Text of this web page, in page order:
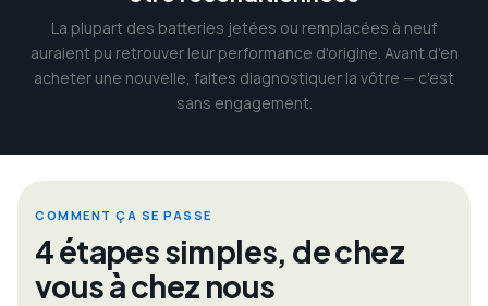
La plupart des batteries jetées ou remplacées à neuf
auraient pu retrouver leur performance d'origine. Avant d'en
acheter une nouvelle, faites diagnostiquer la vôtre — c'est
sans engagement.
COMMENT ÇA SE PASSE
4 étapes simples, de chez
vous à chez nous